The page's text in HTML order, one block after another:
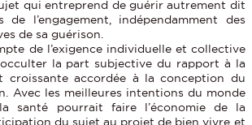
qui entreprend de guérir autrement dit
l’engagement, indépendamment des
de sa guérison.
de l’exigence individuelle et collective
la part subjective du rapport à la
croissante accordée à la conception du
Avec les meilleures intentions du monde
santé pourrait faire l’économie de la
du sujet au projet de bien vivre et